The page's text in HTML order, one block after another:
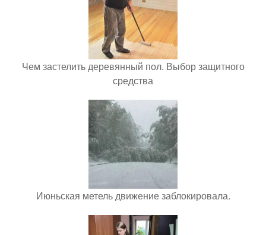
Чем застелить деревянный пол. Выбор защитного
средства
Июньская метель движение заблокировала.